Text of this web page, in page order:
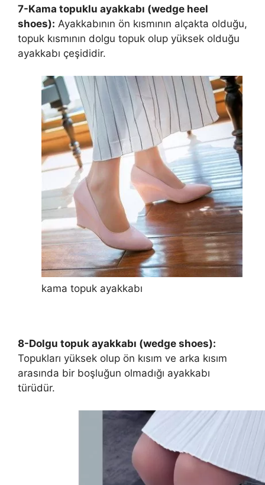
7-Kama topuklu ayakkabı (wedge heel
shoes): Ayakkabının ön kısmının alçakta olduğu,
topuk kısmının dolgu topuk olup yüksek olduğu
ayakkabı çeşididir.
kama topuk ayakkabı
8-Dolgu topuk ayakkabı (wedge shoes):
Topukları yüksek olup ön kısım ve arka kısım
arasında bir boşluğun olmadığı ayakkabı
türüdür.